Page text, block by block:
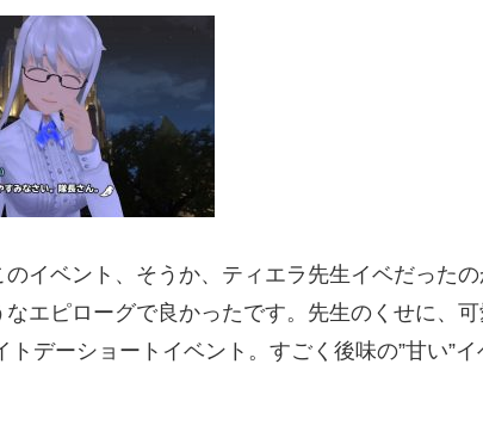
のイベント、そうか、ティエラ先生イベだった
なエピローグで良かったです。先生のくせに、
トデーショートイベント。すごく後味の”甘い”イ